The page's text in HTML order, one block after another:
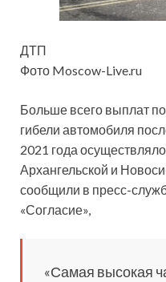
ДТП
Фото Moscow-Live.ru
Больше всего выплат по
гибели автомобиля
2021 года
Архангельской и
сообщили в пресс-
«Согласие»,
«Самая высокая